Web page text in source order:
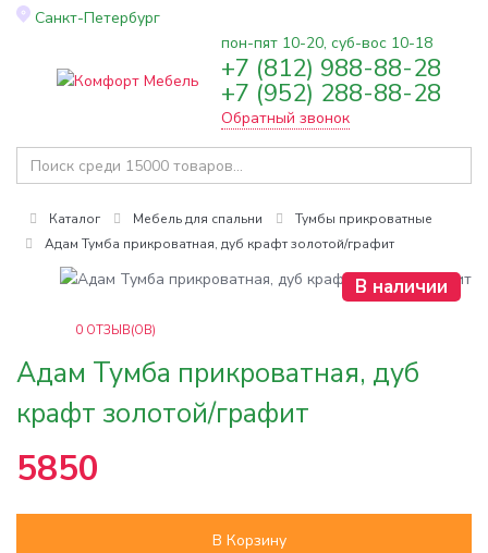
Санкт-Петербург
Toggle
пон-пят 10-20, суб-вос 10-18
+7 (812) 988-88-28
+7 (952) 288-88-28
Обратный звонок
Каталог Мебель для спальни
Тумбы прикроватные
Адам Тумба прикроватная, дуб крафт золотой/графит
В наличии
0 ОТЗЫВ(ОВ)
Адам Тумба прикроватная, дуб
крафт золотой/графит
5850
В Корзину